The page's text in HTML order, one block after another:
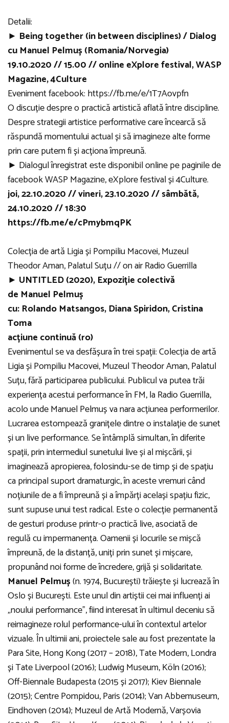
Detalii:
► Being together (in between disciplines) / Dialog
cu Manuel Pelmuș (Romania/Norvegia)
19.10.2020 // 15.00 // online eXplore festival, WASP
Magazine, 4Culture
Eveniment facebook: https://fb.me/e/1T7Aovpfn
O discuție despre o practică artistică aflată între discipline.
Despre strategii artistice performative care încearcă să
răspundă momentului actual și să imagineze alte forme
prin care putem fi și acționa împreună.
► Dialogul înregistrat este disponibil online pe paginile de
facebook WASP Magazine, eXplore festival și 4Culture.
joi, 22.10.2020 // vineri, 23.10.2020 // sâmbătă,
24.10.2020 // 18:30
https://fb.me/e/cPmybmqPK
Colecția de artă Ligia și Pompiliu Macovei, Muzeul
Theodor Aman, Palatul Suțu // on air Radio Guerrilla
► UNTITLED (2020), Expoziție colectivă
de Manuel Pelmuș
cu: Rolando Matsangos, Diana Spiridon, Cristina
Toma
acțiune continuă (ro)
Evenimentul se va desfășura în trei spații: Colecția de artă
Ligia și Pompiliu Macovei, Muzeul Theodor Aman, Palatul
Suțu, fără participarea publicului. Publicul va putea trăi
experiența acestui performance în FM, la Radio Guerrilla,
acolo unde Manuel Pelmuș va nara acțiunea performerilor.
Lucrarea estompează granițele dintre o instalație de sunet
și un live performance. Se întâmplă simultan, în diferite
spații, prin intermediul sunetului live și al mișcării, și
imaginează apropierea, folosindu-se de timp și de spațiu
ca principal suport dramaturgic, în aceste vremuri când
noțiunile de a fi împreună și a împărți același spațiu fizic,
sunt supuse unui test radical. Este o colecție permanentă
de gesturi produse printr-o practică live, asociată de
regulă cu impermanența. Oamenii și locurile se mișcă
împreună, de la distanță, uniți prin sunet și mișcare,
propunând noi forme de încredere, grijă și solidaritate.
Manuel Pelmuș(n. 1974, București) trăiește și lucrează în
Oslo și București. Este unul din artiștii cei mai influenți ai
„noului performance”, fiind interesat în ultimul deceniu să
reimagineze rolul performance-ului în contextul artelor
vizuale. În ultimii ani, proiectele sale au fost prezentate la
Para Site, Hong Kong (2017 – 2018), Tate Modern, Londra
și Tate Liverpool (2016); Ludwig Museum, Köln (2016);
Off-Biennale Budapesta (2015 și 2017); Kiev Biennale
(2015); Centre Pompidou, Paris (2014); Van Abbemuseum,
Eindhoven (2014); Muzeul de Artă Modernă, Varșovia